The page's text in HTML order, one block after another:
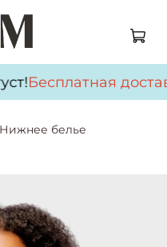
Бесплатная
Нижнее белье